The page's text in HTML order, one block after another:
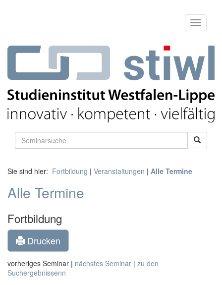
Sie sind hier: Fortbildung | Veranstaltungen | Alle Termine
Alle Termine
Fortbildung
Drucken
vorheriges Seminar | nächstes Seminar | zu den
Suchergebnissenn